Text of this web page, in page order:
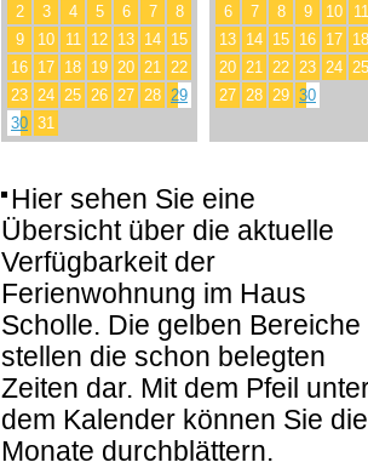
2
3 4 5 6 7
8
9
10 11 12 13 14 15
16 17 18 19 20 21 22
23 24 25 26 27 28 29
30 31
6
7 8 9 10
11
13 14 15 16 17 18
20 21 22 23 24 25
27 28 29 30
Hier sehen Sie eine
Übersicht über die aktuelle
Verfügbarkeit der
Ferienwohnung im Haus
Scholle. Die gelben Bereiche
stellen die schon belegten
Zeiten dar. Mit dem Pfeil
dem Kalender können Sie die
Monate durchblättern.